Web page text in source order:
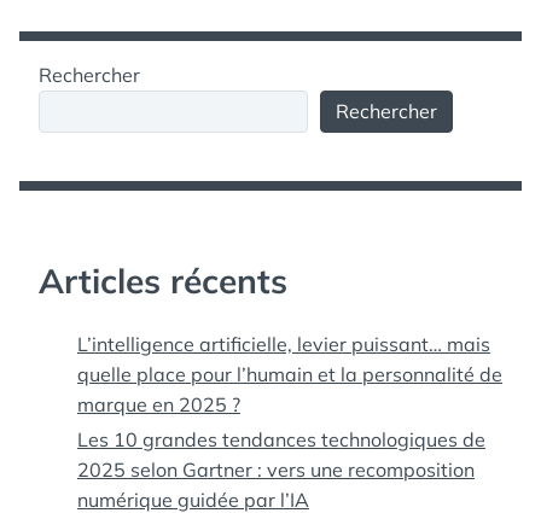
Rechercher
Rechercher
Articles récents
L’intelligence artificielle, levier puissant… mais
quelle place pour l’humain et la personnalité de
marque en 2025 ?
Les 10 grandes tendances technologiques de
2025 selon Gartner : vers une recomposition
numérique guidée par l’IA